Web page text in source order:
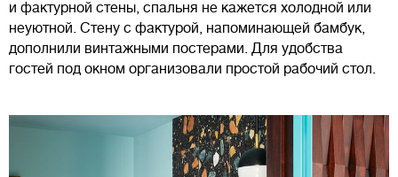
и фактурной стены, спальня не кажется холодной или
неуютной. Стену с фактурой, напоминающей бамбук,
дополнили винтажными постерами. Для удобства
гостей под окном организовали простой рабочий стол.